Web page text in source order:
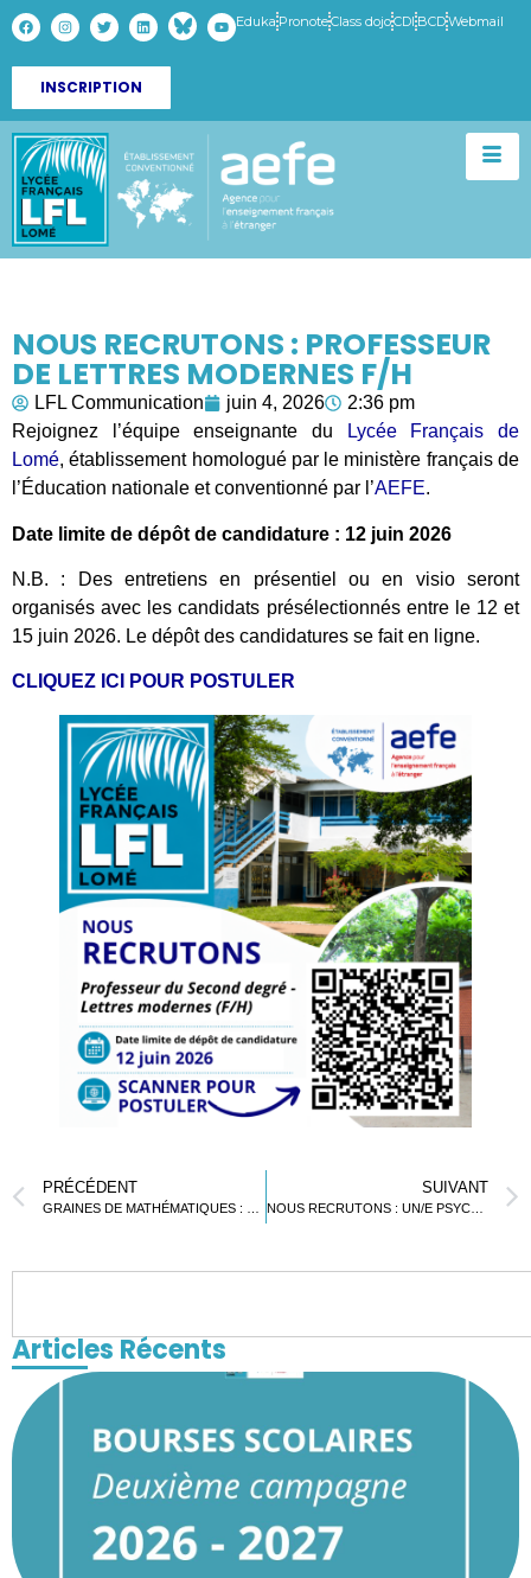
Eduka PronoteClass dojoCDI BCDWebmail
INSCRIPTION
NOUS RECRUTONS : PROFESSEUR
DE LETTRES MODERNES F/H
LFL Communication juin 4, 2026
2:36 pm
Rejoignez l’équipe enseignante du
Lycée Français de
Lomé, établissement homologué par le ministère français de
l’Éducation nationale et conventionné par l’AEFE.
Date limite de dépôt de candidature : 12 juin 2026
N.B. : Des entretiens en présentiel ou en visio seront
organisés avec les candidats présélectionnés entre le 12 et
15 juin 2026. Le dépôt des candidatures se fait en ligne.
CLIQUEZ ICI POUR POSTULER
PRÉCÉDENT SUIVANT
NOUS RECRUTONS : UN/E PSYCHOLOGUE SCOLAIRE
Articles Récents